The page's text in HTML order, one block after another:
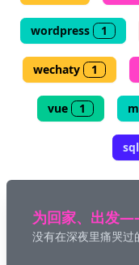
wordpress 1
wechaty 1
vue 1
sql
为回家、出发
没有在深夜里痛哭过